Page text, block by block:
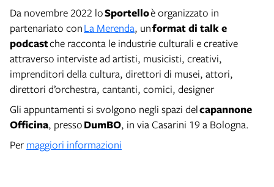
Da novembre 2022 loSportelloè organizzato in
partenariato conLa Merenda, unformat di talk e
podcastche racconta le industrie culturali e creative
attraverso interviste ad artisti, musicisti, creativi,
imprenditori della cultura, direttori di musei, attori,
direttori d’orchestra, cantanti, comici, designer
Gli appuntamenti si svolgono negli spazi delcapannone
Officina, pressoDumBO, in via Casarini 19 a Bologna.
Permaggiori informazioni